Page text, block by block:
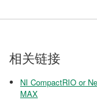
相关链接
NI CompactRIO or
MAX